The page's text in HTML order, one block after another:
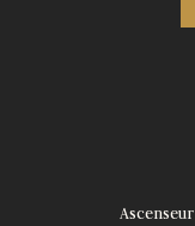
Ascenseur